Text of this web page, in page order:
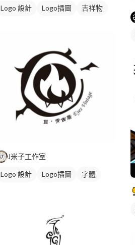
Logo 設計 Logo插圖
吉祥物
J米子工作室
Logo 設計 Logo插圖
字體